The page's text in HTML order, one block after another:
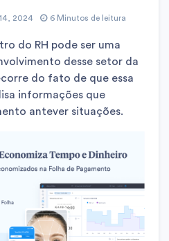
2024 6 Minutos de leitura
do RH pode ser uma
desse setor da
do fato de que essa
informações que
antever situações.